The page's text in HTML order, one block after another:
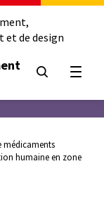
et de design
médicaments
humaine en zone